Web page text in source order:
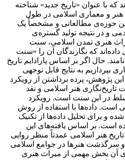
که با عنوان «تاریخ جدید» شناخته
هنر و معماری اسلامی در طول
حوزه‌ی مطالعاتی و مشخصاً یک
و در نتیجه تولید گستره‌ی
هنری تمدن اسلامی، سنت
که نگارندگان آن را «سنت
حال اگر بر اساس پارادایم تاریخ
بپردازیم به نتایج قابل توجهی
پژوهش، پرده برداشتن از رویکرد
هنر اسلامی و نقد
در این سنت است. رویکرد
است. داده‌ها با استفاده از روش
و برای تحلیل داده‌ها از تکنیک
است. بر اساس یافته‌های این
هنر اسلامی عمدتاً منظر روایی
و سرگذشت هنرها در جوامع اسلامی
آن بخش مهمی از میراث هنری